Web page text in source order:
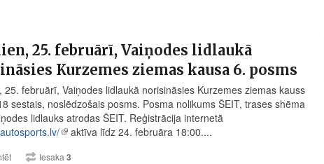
25. februārī, Vaiņodes lidlaukā
Kurzemes ziemas kausa 6. posms
25. februārī, Vaiņodes lidlaukā norisināsies Kurzemes ziemas kauss
sestais, noslēdzošais posms. Posma nolikums ŠEIT, trases shēma
lidlauks atrodas ŠEIT. Reģistrācija internetā
aktīva līdz 24. februāra 18:00....
Iesaka 3